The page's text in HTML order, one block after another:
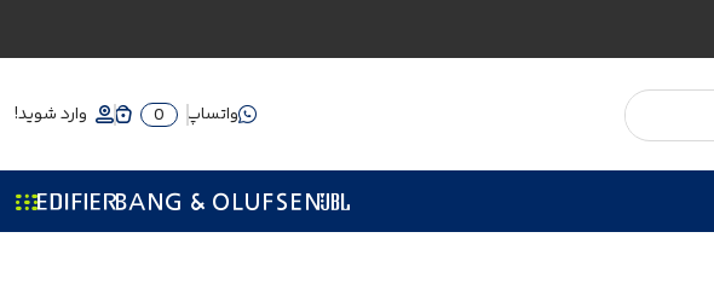
واتساپ 0 وارد شوید!